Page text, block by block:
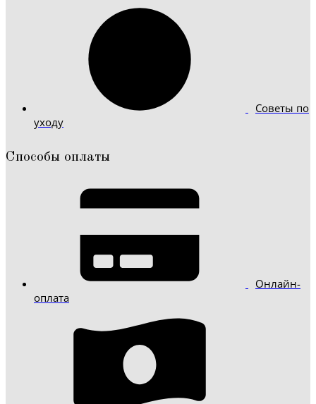
Советы по
уходу
Способы оплаты
Онлайн-
оплата